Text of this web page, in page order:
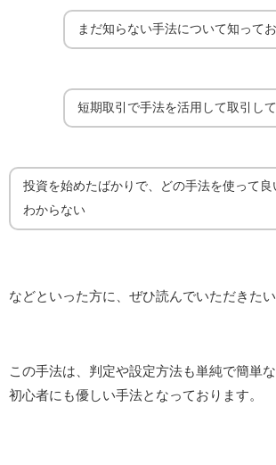
まだ知らない手法について知って
短期取引で手法を活用して取引し
投資を始めたばかりで、どの手法を使って良
わからない
などといった方に、ぜひ読んでいただきたい
この手法は、判定や設定方法も単純で簡単
初心者にも優しい手法となっております。